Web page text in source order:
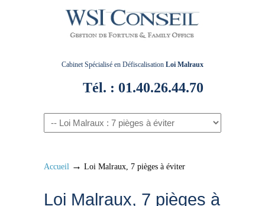
Cabinet Spécialisé en Défiscalisation Loi Malraux
Tél. : 01.40.26.44.70
Accueil → Loi Malraux, 7 pièges à éviter
Loi Malraux, 7 pièges à